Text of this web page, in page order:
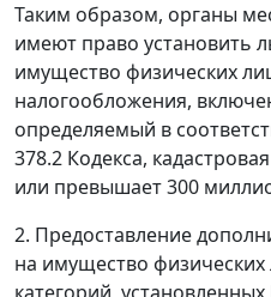
Таким образом, органы
имеют право установить
имущество физических
налогообложения,
определяемый в
378.2 Кодекса,
или превышает 300
2. Предоставление
на имущество